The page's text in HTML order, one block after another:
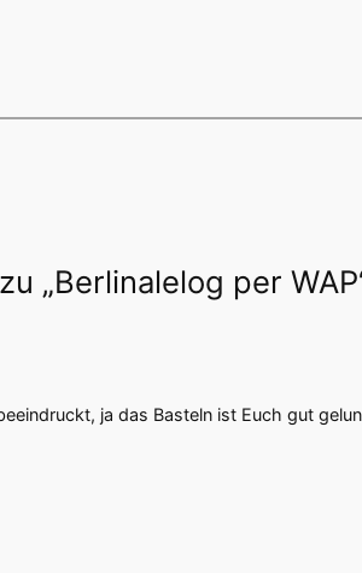
„Berlinalelog per
ja das Basteln ist Euch gut